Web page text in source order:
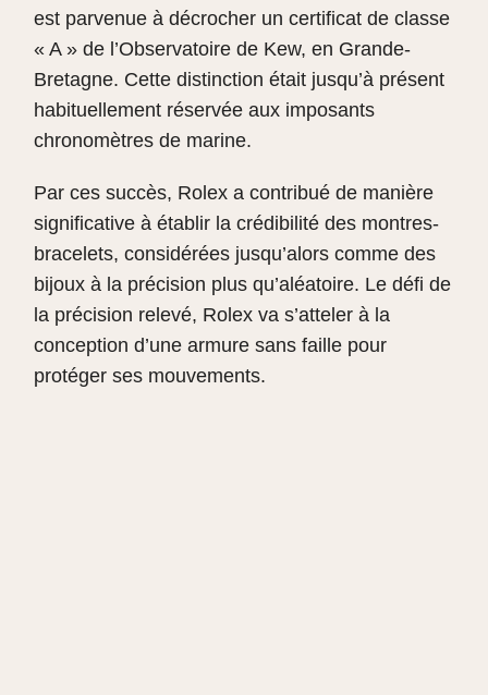
est parvenue à décrocher un certificat de classe
« A » de l’Observatoire de Kew, en Grande-
Bretagne. Cette distinction était jusqu’à présent
habituellement réservée aux imposants
chronomètres de marine.
Par ces succès, Rolex a contribué de manière
significative à établir la crédibilité des montres-
bracelets, considérées jusqu’alors comme des
bijoux à la précision plus qu’aléatoire. Le défi de
la précision relevé, Rolex va s’atteler à la
conception d’une armure sans faille pour
protéger ses mouvements.